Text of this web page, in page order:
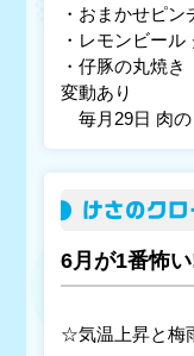
・おまかせピ
・レモンビー
・仔豚の丸焼
変動あり
毎月29日 肉の
けさのク
6月が1番怖
☆気温上昇と梅